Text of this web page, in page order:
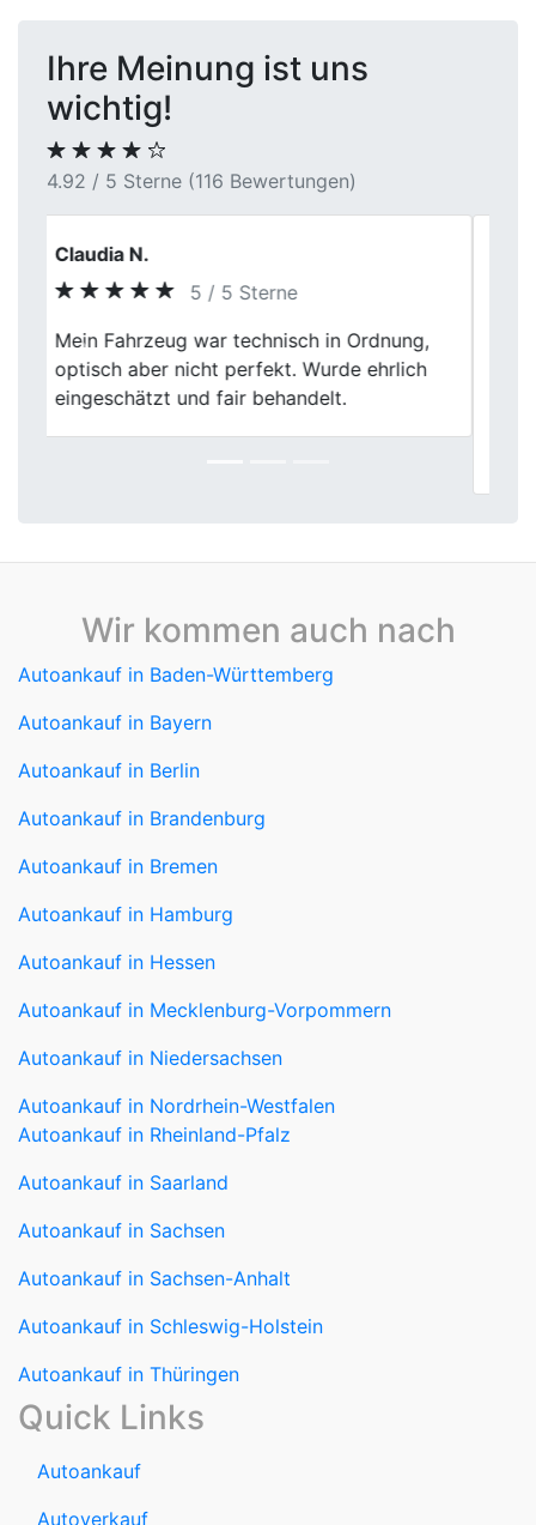
Ihre Meinung ist uns
wichtig!
4.92 / 5 Sterne (116 Bewertungen)
Timo M.
5 / 5 Sterne
Mein Autoverkauf an First Car Center war
wirklich problemlos. Die Bewertung meines
Wagens war fair, und die gesamte
Previous
Wir kommen auch nach
Autoankauf in Baden-Württemberg
Autoankauf in Bayern
Autoankauf in Berlin
Autoankauf in Brandenburg
Autoankauf in Bremen
Autoankauf in Hamburg
Autoankauf in Hessen
Autoankauf in Mecklenburg-Vorpommern
Autoankauf in Niedersachsen
Autoankauf in Nordrhein-Westfalen
Autoankauf in Rheinland-Pfalz
Autoankauf in Saarland
Autoankauf in Sachsen
Autoankauf in Sachsen-Anhalt
Autoankauf in Schleswig-Holstein
Autoankauf in Thüringen
Quick Links
Autoankauf
Autoverkauf